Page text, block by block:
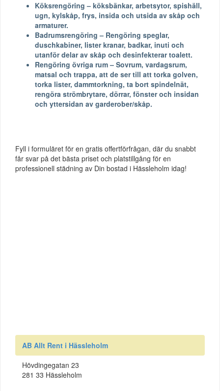
Köksrengöring – köksbänkar, arbetsytor, spishäll,
ugn, kylskåp, frys, insida och utsida av skåp och
armaturer.
Badrumsrengöring – Rengöring speglar,
duschkabiner, lister kranar, badkar, inuti och
utanför delar av skåp och desinfekterar toalett.
Rengöring övriga rum – Sovrum, vardagsrum,
matsal och trappa, att de ser till att torka golven,
torka lister, dammtorkning, ta bort spindelnät,
rengöra strömbrytare, dörrar, fönster och insidan
och yttersidan av garderober/skåp.
Fyll i formuläret för en gratis offertförfrågan, där du snabbt
får svar på det bästa priset och platstillgång för en
professionell städning av Din bostad i Hässleholm idag!
AB Allt Rent i Hässleholm
Hövdingegatan 23
281 33 Hässleholm